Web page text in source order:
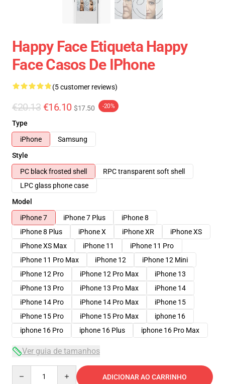
Happy Face Etiqueta Happy
Face Casos De IPhone
(5 customer reviews)
€20.13 €16.10 $17.50 -20%
Type
iPhone
Samsung
Style
PC black frosted shell
RPC transparent soft shell
LPC glass phone case
Model
iPhone 7
iPhone 7 Plus
iPhone 8
iPhone 8 Plus
iPhone X iPhone XR
iPhone XS
iPhone XS Max
iPhone 11
iPhone 11 Pro
iPhone 11 Pro Max
iPhone 12
iPhone 12 Mini
iPhone 12 Pro
iPhone 12 Pro Max
iPhone 13
iPhone 13 Pro
iPhone 13 Pro Max
iPhone 14
iPhone 14 Pro
iPhone 14 Pro Max
iPhone 15
iPhone 15 Pro
iPhone 15 Pro Max
iphone 16
iphone 16 Pro
iphone 16 Plus iphone 16 Pro Max
Ver guia de tamanhos
ADICIONAR AO CARRINHO